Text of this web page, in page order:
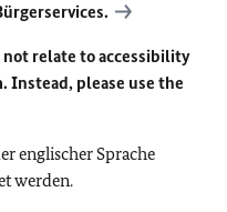
relate to accessibility
Instead, please use the
englischer Sprache
werden.